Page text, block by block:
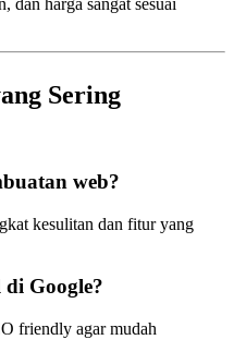
Sering
web?
kesulitan dan fitur yang
Google?
friendly agar mudah